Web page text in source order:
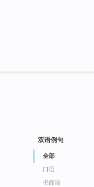
双语例句
全部
口语
书面语